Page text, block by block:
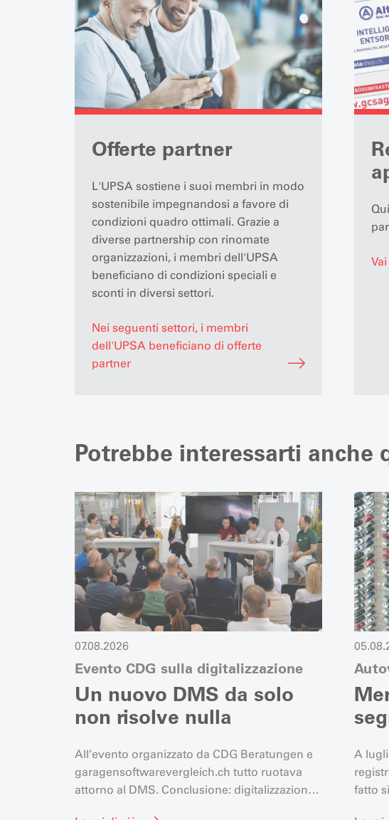
Offerte partner
L'UPSA sostiene i suoi membri in modo
sostenibile impegnandosi a favore di
condizioni quadro ottimali. Grazie a
diverse partnership con rinomate
organizzazioni, i membri dell'UPSA
beneficiano di condizioni speciali e
sconti in diversi settori.
Nei seguenti settori, i membri
dell'UPSA beneficiano di offerte
partner
Potrebbe interessarti anche
07.08.2026
Evento CDG sulla digitalizzazione
Un nuovo DMS da solo
non risolve nulla
All’evento organizzato da CDG Beratungen e
garagensoftwarevergleich.ch tutto ruotava
attorno al DMS. Conclusione: digitalizzazione
A
fatto